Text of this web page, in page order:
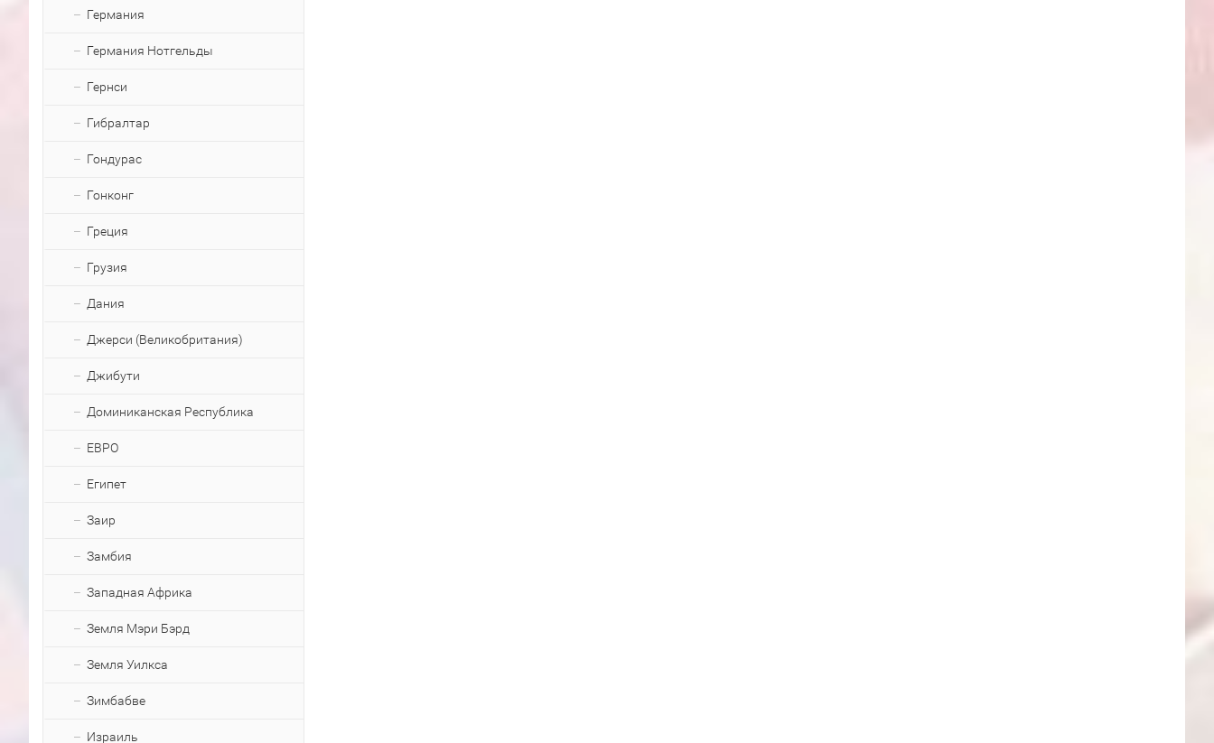
Германия
Германия Нотгельды
Гернси
Гибралтар
Гондурас
Гонконг
Греция
Грузия
Дания
Джерси (Великобритания)
Джибути
Доминиканская Республика
ЕВРО
Египет
Заир
Замбия
Западная Африка
Земля Мэри Бэрд
Земля Уилкса
Зимбабве
Израиль